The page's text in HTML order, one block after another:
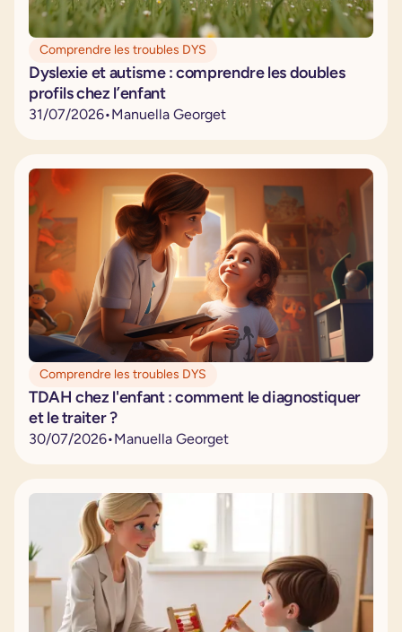
Comprendre les troubles DYS
Dyslexie et autisme : comprendre les doubles
profils chez l’enfant
31/07/2026•Manuella Georget
Comprendre les troubles DYS
TDAH chez l'enfant : comment le diagnostiquer
et le traiter ?
30/07/2026•Manuella Georget